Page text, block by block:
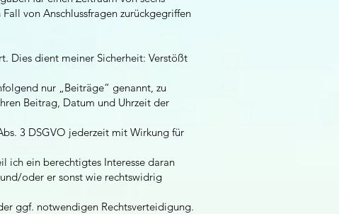
von Anschlussfragen zurückgegriffen
Dies dient meiner Sicherheit: Verstößt
nur „Beiträge“ genannt, zu
Beitrag, Datum und Uhrzeit der
3 DSGVO jederzeit mit Wirkung für
ich ein berechtigtes Interesse daran
oder er sonst wie rechtswidrig
ggf. notwendigen Rechtsverteidigung.